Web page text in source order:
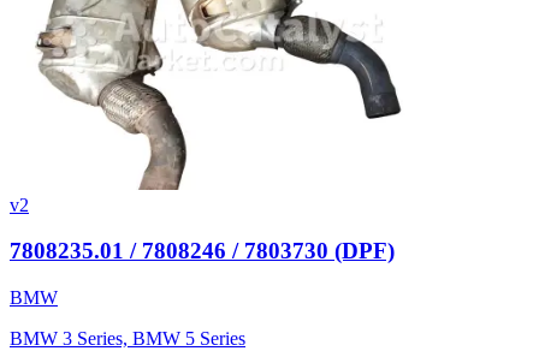
v2
7808235.01 / 7808246 / 7803730 (DPF)
BMW
BMW 3 Series, BMW 5 Series